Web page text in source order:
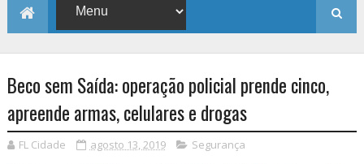
Beco sem Saída: operação policial prende cinco,
apreende armas, celulares e drogas
FL Cidade agosto 13, 2019 Segurança